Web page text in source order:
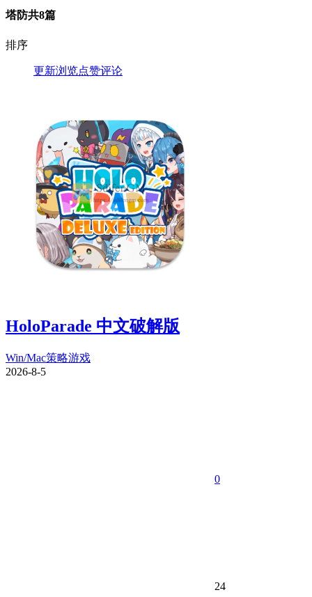
塔防共8篇
排序
更新浏览点赞评论
HoloParade 中文破解版
Win/Mac策略游戏
2026-8-5
0
24